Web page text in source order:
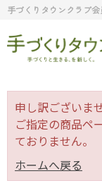
手づくりタウンクラブ
申し訳ございま
ご指定の商品ペ
ておりません。
ホームへ戻る